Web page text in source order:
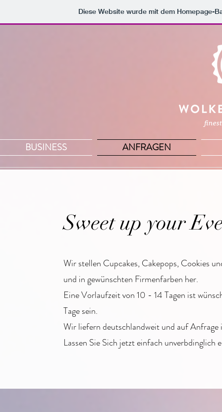
Diese Website wurde mit dem Homepage-
BUSINESS ANFRAGEN
Sweet up your
Wir stellen Cupcakes, Cakepops, Cookies
und in gewünschten Firmenfarben her.
Eine Vorlaufzeit von 10 - 14 Tagen ist
Tage sein.
Wir liefern deutschlandweit und auf Anfrage
Lassen Sie Sich jetzt einfach unverbdinglich